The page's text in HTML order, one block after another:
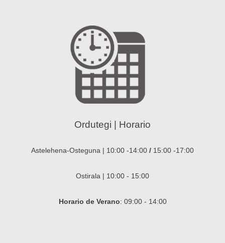
Ordutegi | Horario
Astelehena-Osteguna | 10:00 -14:00 / 15:00 -17:00
Ostirala | 10:00 - 15:00
Horario de Verano: 09:00 - 14:00